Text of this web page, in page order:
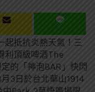
起抵抗炎熱天氣！三
利頂級啤酒The
的「神泡BAR」快閃
3日於台北華山1914